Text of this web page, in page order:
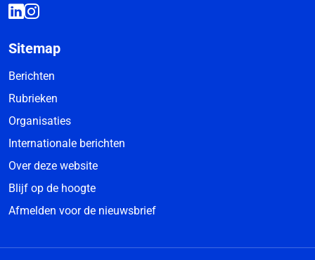
Sitemap
Berichten
Rubrieken
Organisaties
Internationale berichten
Over deze website
Blijf op de hoogte
Afmelden voor de nieuwsbrief